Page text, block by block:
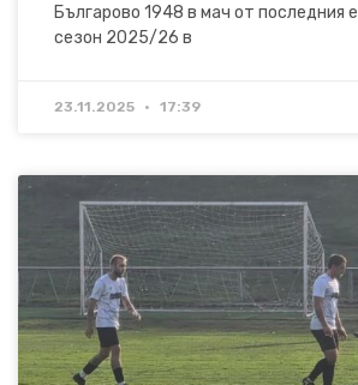
Българово 1948 в мач от последния
сезон 2025/26 в
23.11.2025 17:39